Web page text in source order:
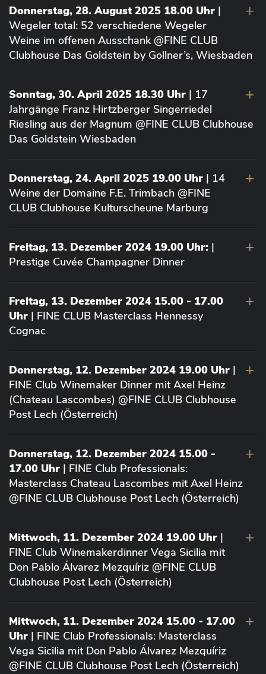
Donnerstag, 28. August 2025 18.00 Uhr |
Wegeler total: 52 verschiedene Wegeler
Weine im offenen Ausschank @FINE CLUB
Clubhouse Das Goldstein by Gollner’s, Wiesbaden
Sonntag, 30. April 2025 18.30 Uhr | 17
Jahrgänge Franz Hirtzberger Singerriedel
Riesling aus der Magnum @FINE CLUB Clubhouse
Das Goldstein Wiesbaden
Donnerstag, 24. April 2025 19.00 Uhr | 14
Weine der Domaine F.E. Trimbach @FINE
CLUB Clubhouse Kulturscheune Marburg
Freitag, 13. Dezember 2024 19.00 Uhr: |
Prestige Cuvée Champagner Dinner
Freitag, 13. Dezember 2024 15.00 - 17.00
Uhr | FINE CLUB Masterclass Hennessy
Cognac
Donnerstag, 12. Dezember 2024 19.00 Uhr |
FINE Club Winemaker Dinner mit Axel Heinz
(Chateau Lascombes) @FINE CLUB Clubhouse
Post Lech (Österreich)
Donnerstag, 12. Dezember 2024 15.00 -
17.00 Uhr | FINE Club Professionals:
Masterclass Chateau Lascombes mit Axel Heinz
@FINE CLUB Clubhouse Post Lech (Österreich)
Mittwoch, 11. Dezember 2024 19.00 Uhr |
FINE Club Winemakerdinner Vega Sicilia mit
Don Pablo Álvarez Mezquíriz @FINE CLUB
Clubhouse Post Lech (Österreich)
Mittwoch, 11. Dezember 2024 15.00 - 17.00
Uhr | FINE Club Professionals: Masterclass
Vega Sicilia mit Don Pablo Álvarez Mezquíriz
@FINE CLUB Clubhouse Post Lech (Österreich)